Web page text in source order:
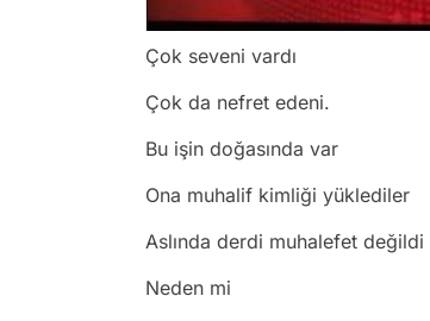
Çok seveni vardı
Çok da nefret edeni.
Bu işin doğasında var
Ona muhalif kimliği yüklediler
Aslında derdi muhalefet değildi
Neden mi